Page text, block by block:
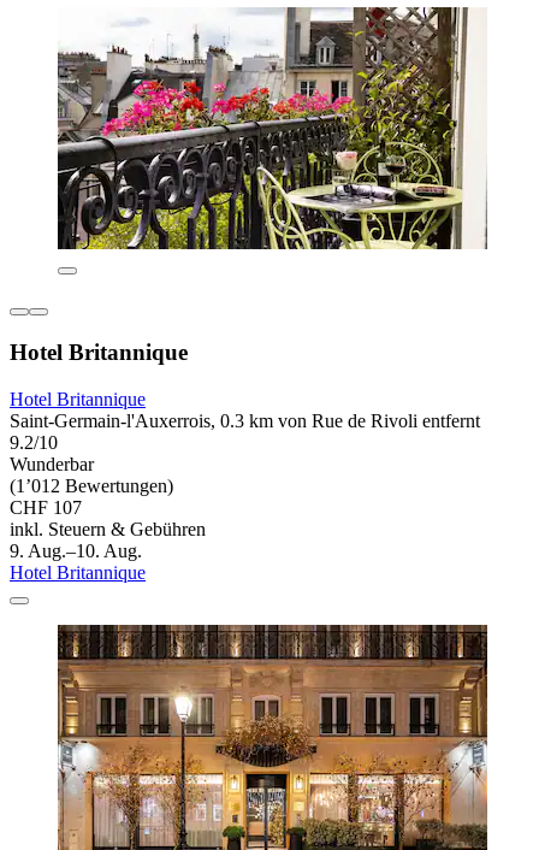
Hotel Britannique
Hotel Britannique
Saint-Germain-l'Auxerrois, 0.3 km von Rue de Rivoli entfernt
9.2/10
Wunderbar
(1’012 Bewertungen)
CHF 107
inkl. Steuern & Gebühren
9. Aug.–10. Aug.
Hotel Britannique